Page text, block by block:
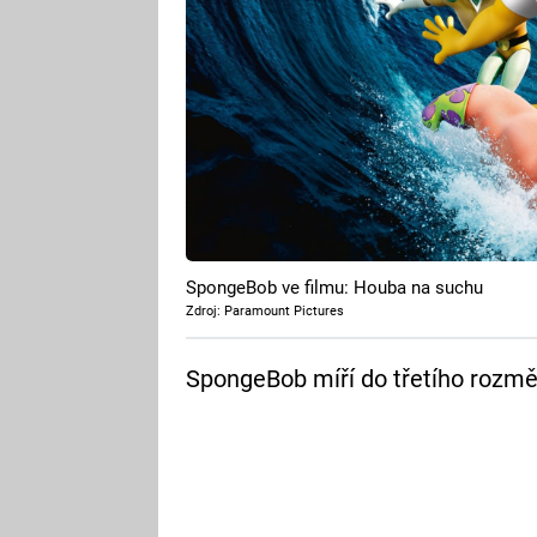
SpongeBob ve filmu: Houba na suchu
Zdroj: Paramount Pictures
SpongeBob míří do třetího